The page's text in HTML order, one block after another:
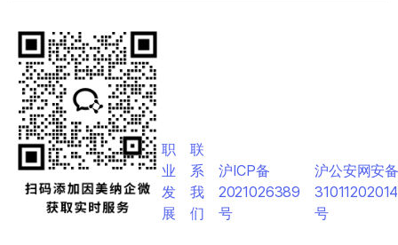
职
业
发
展
联
系
我
们
沪ICP备
2021026389
号
沪公安网安
号